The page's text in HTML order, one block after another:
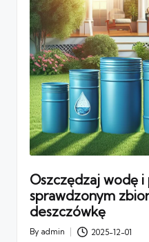
Oszczędzaj wodę
sprawdzonym
deszczówkę
Posted
By admin 2025-12-01